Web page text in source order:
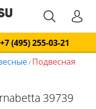
+7 (495) 255-03-21
/ Подвесная
39739